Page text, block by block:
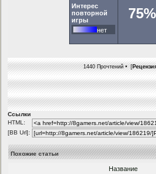
Интерес
повторной
игры
нет
75%
1440 Прочтений • [
Ссылки
HTML:
[BB Url]:
Похожие статьи
Название